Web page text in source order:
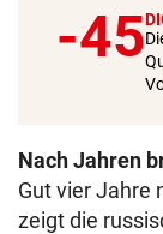
-45
Nach Jahren
Gut vier Jahre
zeigt die